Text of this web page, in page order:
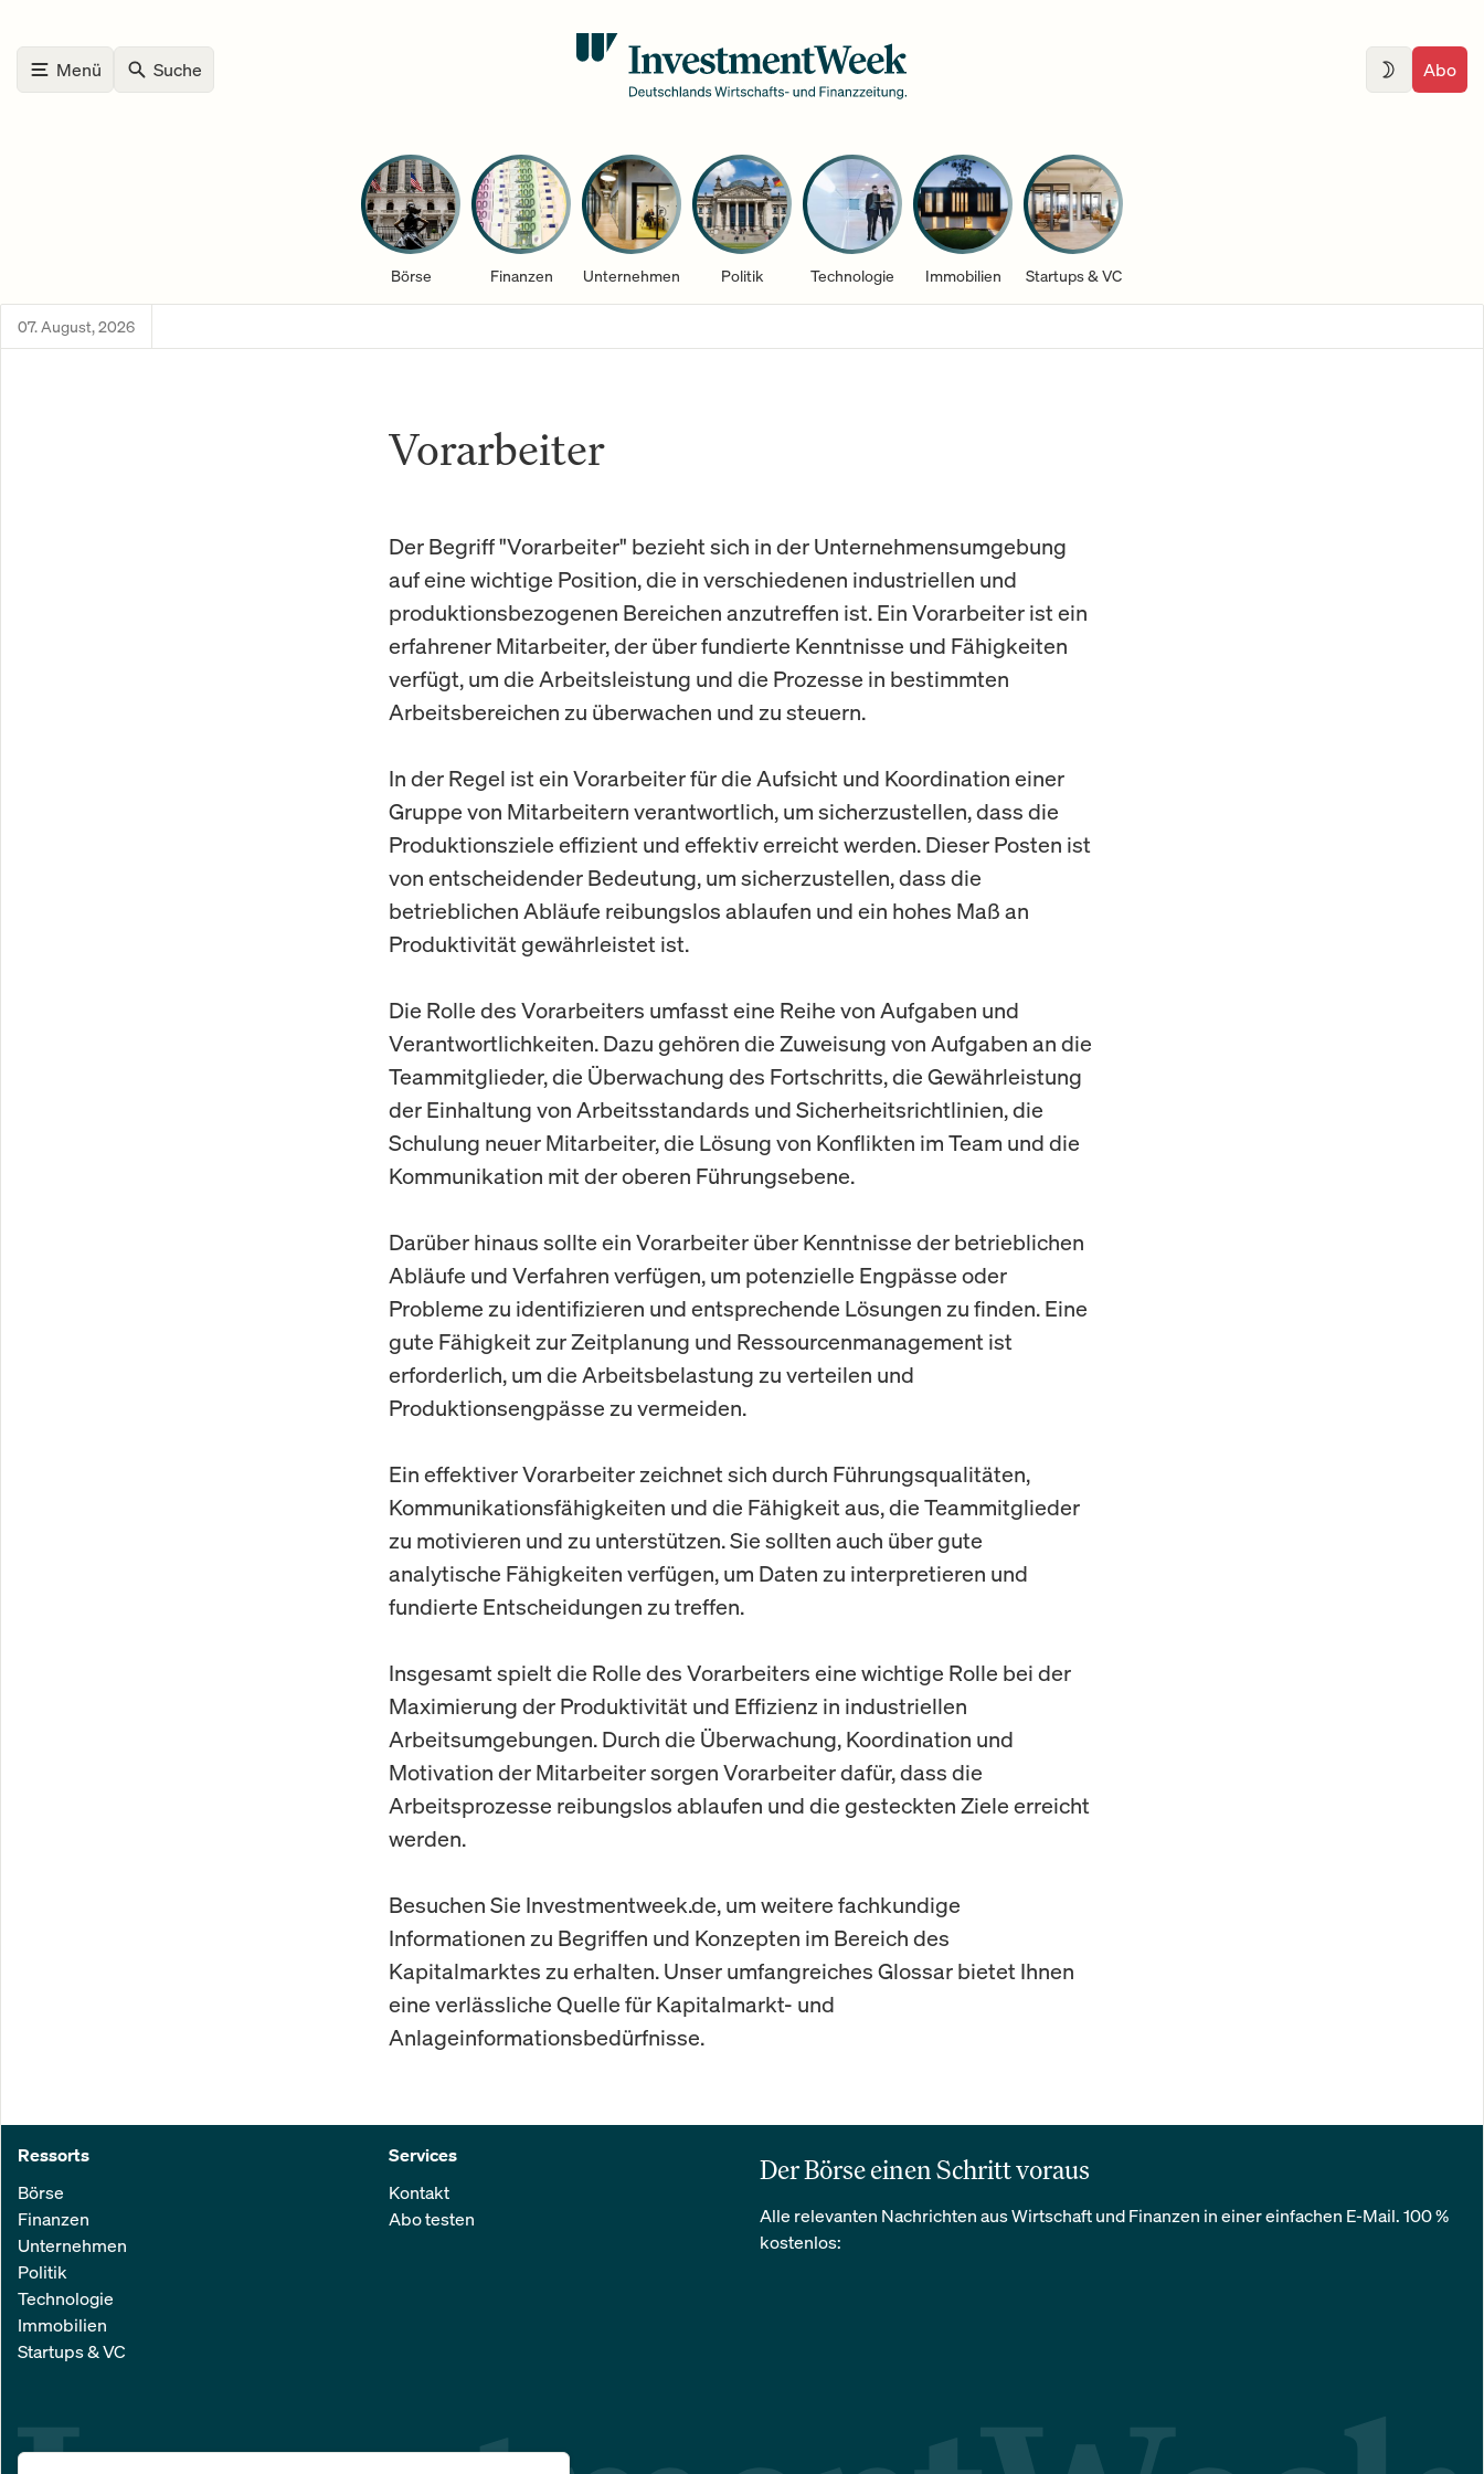
Menü Suche Abo
Börse Finanzen Unternehmen Politik Technologie Immobilien Startups & VC
07. August, 2026
Vorarbeiter
Der Begriff "Vorarbeiter" bezieht sich in der Unternehmensumgebung
auf eine wichtige Position, die in verschiedenen industriellen und
produktionsbezogenen Bereichen anzutreffen ist. Ein Vorarbeiter ist ein
erfahrener Mitarbeiter, der über fundierte Kenntnisse und Fähigkeiten
verfügt, um die Arbeitsleistung und die Prozesse in bestimmten
Arbeitsbereichen zu überwachen und zu steuern.
In der Regel ist ein Vorarbeiter für die Aufsicht und Koordination einer
Gruppe von Mitarbeitern verantwortlich, um sicherzustellen, dass die
Produktionsziele effizient und effektiv erreicht werden. Dieser Posten ist
von entscheidender Bedeutung, um sicherzustellen, dass die
betrieblichen Abläufe reibungslos ablaufen und ein hohes Maß an
Produktivität gewährleistet ist.
Die Rolle des Vorarbeiters umfasst eine Reihe von Aufgaben und
Verantwortlichkeiten. Dazu gehören die Zuweisung von Aufgaben an die
Teammitglieder, die Überwachung des Fortschritts, die Gewährleistung
der Einhaltung von Arbeitsstandards und Sicherheitsrichtlinien, die
Schulung neuer Mitarbeiter, die Lösung von Konflikten im Team und die
Kommunikation mit der oberen Führungsebene.
Darüber hinaus sollte ein Vorarbeiter über Kenntnisse der betrieblichen
Abläufe und Verfahren verfügen, um potenzielle Engpässe oder
Probleme zu identifizieren und entsprechende Lösungen zu finden. Eine
gute Fähigkeit zur Zeitplanung und Ressourcenmanagement ist
erforderlich, um die Arbeitsbelastung zu verteilen und
Produktionsengpässe zu vermeiden.
Ein effektiver Vorarbeiter zeichnet sich durch Führungsqualitäten,
Kommunikationsfähigkeiten und die Fähigkeit aus, die Teammitglieder
zu motivieren und zu unterstützen. Sie sollten auch über gute
analytische Fähigkeiten verfügen, um Daten zu interpretieren und
fundierte Entscheidungen zu treffen.
Insgesamt spielt die Rolle des Vorarbeiters eine wichtige Rolle bei der
Maximierung der Produktivität und Effizienz in industriellen
Arbeitsumgebungen. Durch die Überwachung, Koordination und
Motivation der Mitarbeiter sorgen Vorarbeiter dafür, dass die
Arbeitsprozesse reibungslos ablaufen und die gesteckten Ziele erreicht
werden.
Besuchen Sie Investmentweek.de, um weitere fachkundige
Informationen zu Begriffen und Konzepten im Bereich des
Kapitalmarktes zu erhalten. Unser umfangreiches Glossar bietet Ihnen
eine verlässliche Quelle für Kapitalmarkt- und
Anlageinformationsbedürfnisse.
Ressorts
Börse
Finanzen
Unternehmen
Politik
Technologie
Immobilien
Startups & VC
Services
Kontakt
Abo testen
Der Börse einen Schritt voraus
Alle relevanten Nachrichten aus Wirtschaft und Finanzen in einer einfachen E-Mail. 100 %
kostenlos: